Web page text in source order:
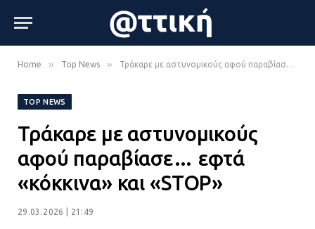
Home » Top News » Τράκαρε με αστυνομικούς αφού παραβίασε… εφτά «κόκκινα» και «STOP»
TOP NEWS
Τράκαρε με αστυνομικούς
αφού παραβίασε… εφτά
«κόκκινα» και «STOP»
29.03.2026 | 21:49